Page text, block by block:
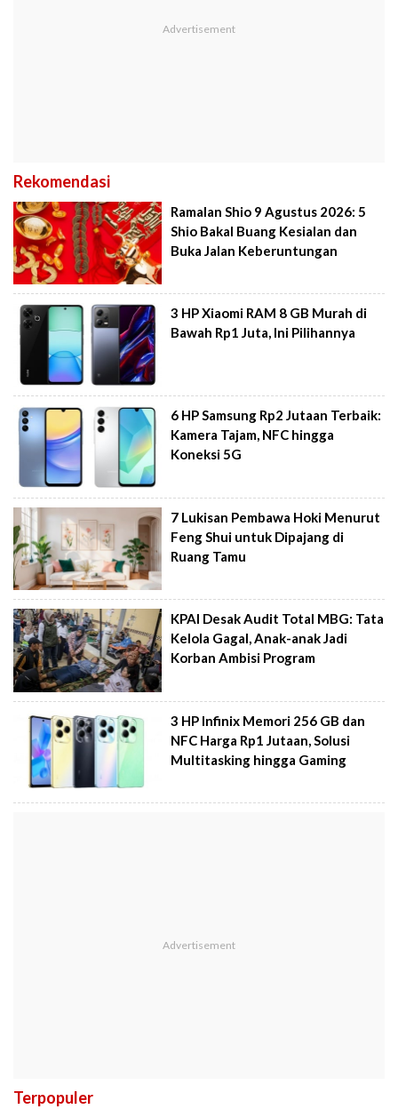
Rekomendasi
Ramalan Shio 9 Agustus 2026: 5
Shio Bakal Buang Kesialan dan
Buka Jalan Keberuntungan
3 HP Xiaomi RAM 8 GB Murah di
Bawah Rp1 Juta, Ini Pilihannya
6 HP Samsung Rp2 Jutaan Terbaik:
Kamera Tajam, NFC hingga
Koneksi 5G
7 Lukisan Pembawa Hoki Menurut
Feng Shui untuk Dipajang di
Ruang Tamu
KPAI Desak Audit Total MBG: Tata
Kelola Gagal, Anak-anak Jadi
Korban Ambisi Program
3 HP Infinix Memori 256 GB dan
NFC Harga Rp1 Jutaan, Solusi
Multitasking hingga Gaming
Terpopuler